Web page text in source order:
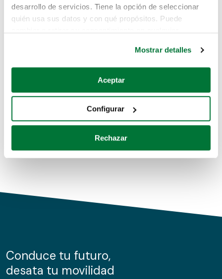
desarrollo de servicios. Tiene la opción de seleccionar
quién usa sus datos y con qué propósitos. Puede
Si lo permite, también quisiéramos:
Recopilar información sobre su ubicación geográfica
Identificar su dispositivo analizándolo activamente
para buscar características específicas (huellas
Obtenga más información sobre cómo se procesan sus
de cookies.
información sobre el uso que haga del sitio web con
nuestros partners de redes sociales, publicidad y análisis
Mostrar detalles
Aceptar
Configurar
Rechazar
Pero puedes encontrar el coche que estás
buscando en alguno de estos enlaces:
Coches de segunda mano
Coches de km0
Conduce tu futuro,
desata tu movilidad